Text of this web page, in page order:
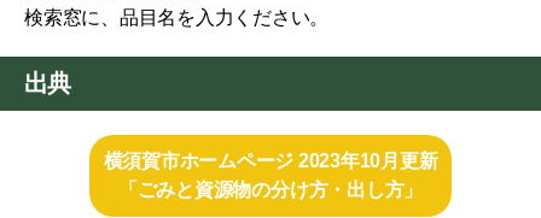
検索窓に、品目名を入力ください。
出典
横須賀市ホームページ 2023年10月更新
「ごみと資源物の分け方・出し方」